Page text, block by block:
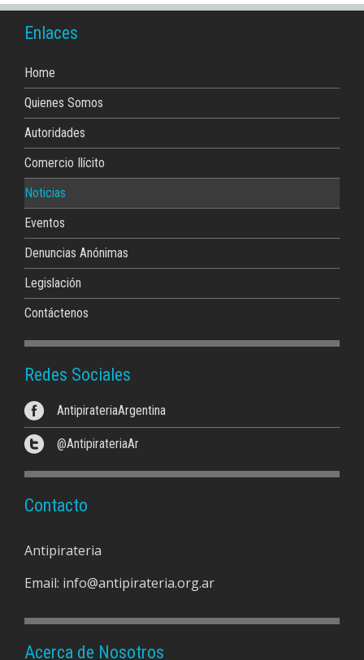
Enlaces
Home
Quienes Somos
Autoridades
Comercio Ilícito
Noticias
Eventos
Denuncias Anónimas
Legislación
Contáctenos
Redes Sociales
AntipirateriaArgentina
@AntipirateriaAr
Contacto
Antipirateria
Email: info@antipirateria.org.ar
Acerca de Nosotros